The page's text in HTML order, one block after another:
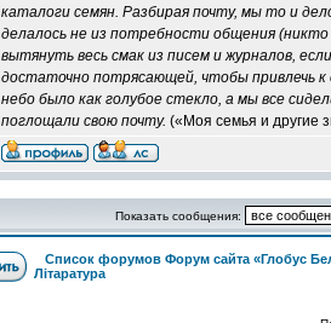
каталоги семян. Разбирая почту, мы то и
делалось не из потребности общения
вытянуть весь смак из писем и журналов,
достаточно потрясающей, чтобы привлечь к
небо было как голубое стекло, а мы все
поглощали свою почту. («Моя семья и другие
Показать сообщения:
Список форумов Форум сайта «Глобус
Літаратура